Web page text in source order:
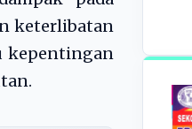
keterlibatan
kepentingan